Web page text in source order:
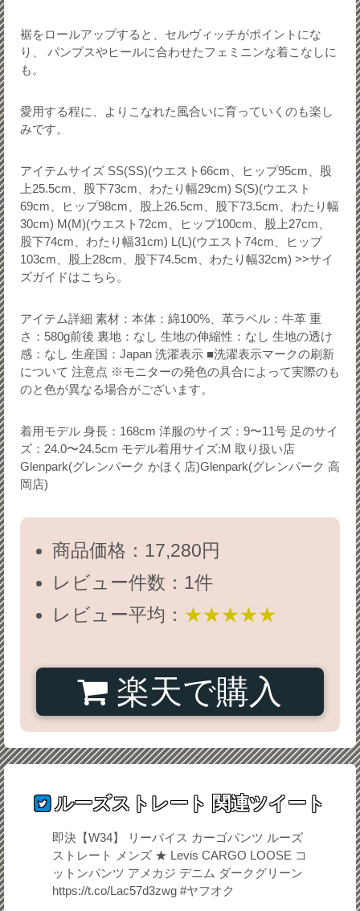
裾をロールアップすると、セルヴィッチがポイントにな
り、 パンプスやヒールに合わせたフェミニンな着こなしに
も。
愛用する程に、よりこなれた風合いに育っていくのも楽し
みです。
アイテムサイズ SS(SS)(ウエスト66cm、ヒップ95cm、股
上25.5cm、股下73cm、わたり幅29cm) S(S)(ウエスト
69cm、ヒップ98cm、股上26.5cm、股下73.5cm、わたり幅
30cm) M(M)(ウエスト72cm、ヒップ100cm、股上27cm、
股下74cm、わたり幅31cm) L(L)(ウエスト74cm、ヒップ
103cm、股上28cm、股下74.5cm、わたり幅32cm) >>サイ
ズガイドはこちら。
アイテム詳細 素材：本体：綿100%、革ラベル：牛革 重
さ：580g前後 裏地：なし 生地の伸縮性：なし 生地の透け
感：なし 生産国：Japan 洗濯表示 ■洗濯表示マークの刷新
について 注意点 ※モニターの発色の具合によって実際のも
のと色が異なる場合がございます。
着用モデル 身長：168cm 洋服のサイズ：9〜11号 足のサイ
ズ：24.0〜24.5cm モデル着用サイズ:M 取り扱い店
Glenpark(グレンパーク かほく店)Glenpark(グレンパーク 高
岡店)
商品価格：17,280円
レビュー件数：1件
レビュー平均： ★★★★★
楽天で購入
ルーズストレート 関連ツイート
即決【W34】 リーバイス カーゴパンツ ルーズ
ストレート メンズ ★ Levis CARGO LOOSE コ
ットンパンツ アメカジ デニム ダークグリーン
https://t.co/Lac57d3zwg #ヤフオク